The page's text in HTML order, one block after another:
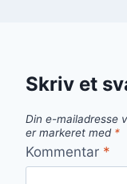
Skriv et
Din e-mailadresse
er markeret med *
Kommentar *